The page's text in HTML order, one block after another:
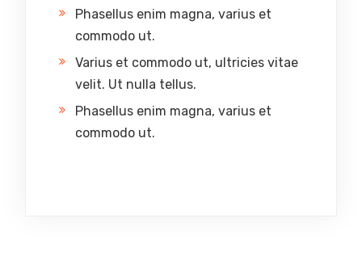
Phasellus enim magna, varius et
commodo ut.
Varius et commodo ut, ultricies vitae
velit. Ut nulla tellus.
Phasellus enim magna, varius et
commodo ut.